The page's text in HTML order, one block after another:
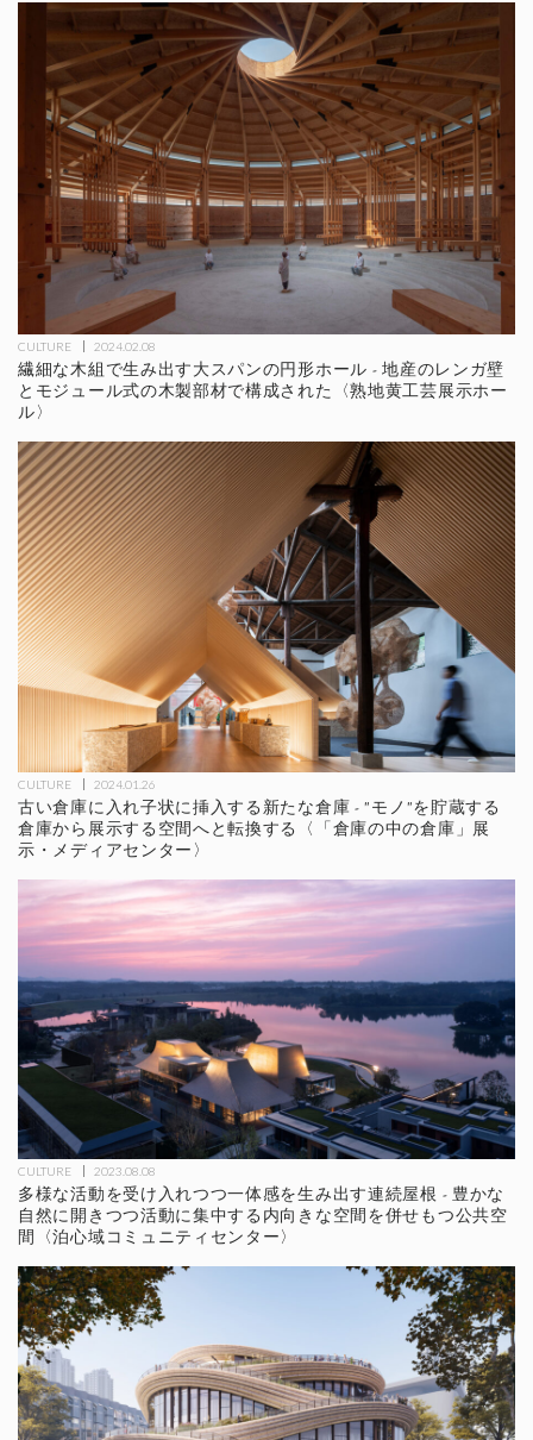
CULTURE 2024.02.08
繊細な木組で生み出す大スパンの円形ホール - 地産のレンガ壁
とモジュール式の木製部材で構成された〈熟地黄工芸展示ホー
ル〉
CULTURE 2024.01.26
古い倉庫に入れ子状に挿入する新たな倉庫 - "モノ"を貯蔵する
倉庫から展示する空間へと転換する〈「倉庫の中の倉庫」展
示・メディアセンター〉
CULTURE 2023.08.08
多様な活動を受け入れつつ一体感を生み出す連続屋根 - 豊かな
自然に開きつつ活動に集中する内向きな空間を併せもつ公共空
間〈泊心域コミュニティセンター〉